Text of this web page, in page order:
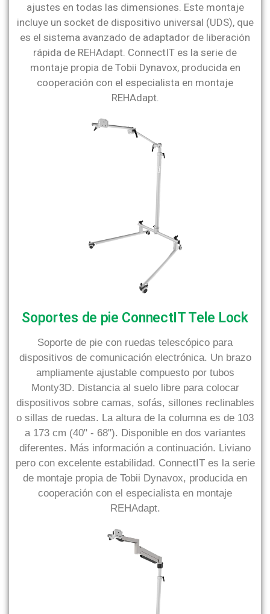
ajustes en todas las dimensiones. Este montaje
incluye un socket de dispositivo universal (UDS), que
es el sistema avanzado de adaptador de liberación
rápida de REHAdapt. ConnectIT es la serie de
montaje propia de Tobii Dynavox, producida en
cooperación con el especialista en montaje
REHAdapt.
Soportes de pie ConnectIT Tele Lock
Soporte de pie con ruedas telescópico para
dispositivos de comunicación electrónica. Un brazo
ampliamente ajustable compuesto por tubos
Monty3D. Distancia al suelo libre para colocar
dispositivos sobre camas, sofás, sillones reclinables
o sillas de ruedas. La altura de la columna es de 103
a 173 cm (40" - 68"). Disponible en dos variantes
diferentes. Más información a continuación. Liviano
pero con excelente estabilidad. ConnectIT es la serie
de montaje propia de Tobii Dynavox, producida en
cooperación con el especialista en montaje
REHAdapt.